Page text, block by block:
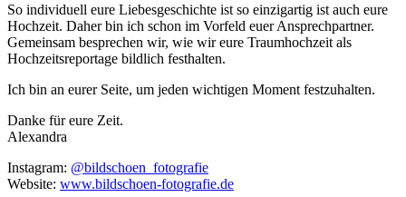
So individuell eure Liebesgeschichte ist so einzigartig ist auch eure
Hochzeit. Daher bin ich schon im Vorfeld euer Ansprechpartner.
Gemeinsam besprechen wir, wie wir eure Traumhochzeit als
Hochzeitsreportage bildlich festhalten.
Ich bin an eurer Seite, um jeden wichtigen Moment festzuhalten.
Danke für eure Zeit.
Alexandra
Instagram: @bildschoen_fotografie
Website: www.bildschoen-fotografie.de